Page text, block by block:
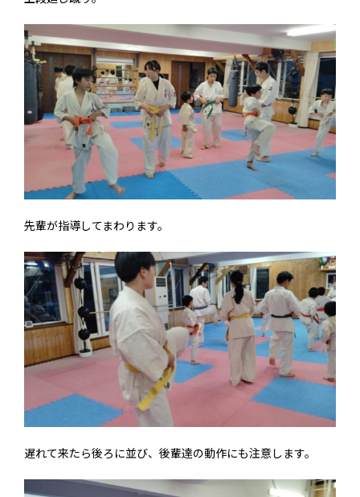
先輩が指導してまわります。
遅れて来たら後ろに並び、後輩達の動作にも注意します。